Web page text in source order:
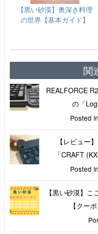
【黒い砂漠】奥深き料理
の世界【基本ガイド】
関
REALFORCE
の「
Posted in
【レビュー
「CRAFT
Posted in
【黒い砂漠】
【クー